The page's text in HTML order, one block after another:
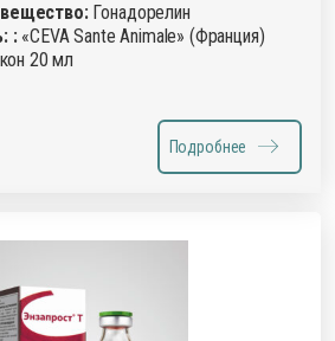
Гонадорелин
:«CEVA Sante Animale» (Франция)
20 мл
Подробнее